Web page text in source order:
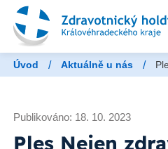
Úvod / Aktuálně u nás /
Publikováno: 18. 10. 2023
Ples Nejen